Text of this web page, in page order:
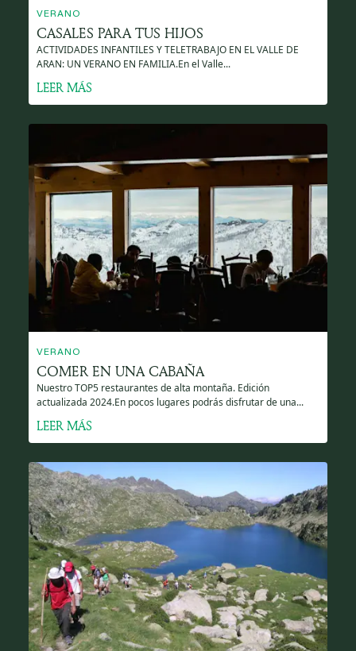
VERANO
CASALES PARA TUS HIJOS
ACTIVIDADES INFANTILES Y TELETRABAJO EN EL VALLE DE
ARAN: UN VERANO EN FAMILIA.En el Valle...
LEER MÁS
VERANO
COMER EN UNA CABAÑA
Nuestro TOP5 restaurantes de alta montaña. Edición
actualizada 2024.En pocos lugares podrás disfrutar de una...
LEER MÁS